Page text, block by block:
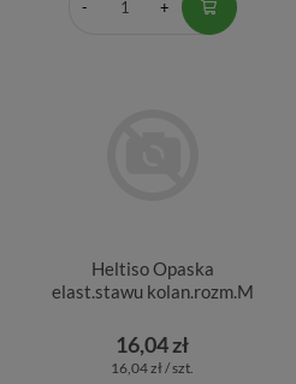
Heltiso Opaska
elast.stawu kolan.rozm.M
16,04 zł
16,04 zł / szt.